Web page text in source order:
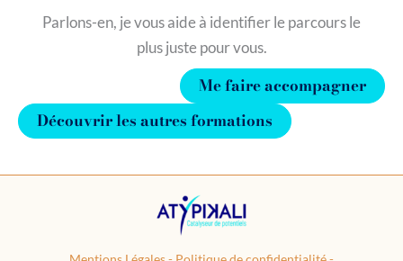
Parlons-en, je vous aide à identifier le parcours le
plus juste pour vous.
Me faire accompagner
Découvrir les autres formations